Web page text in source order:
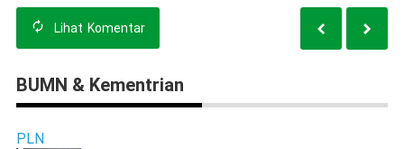
Lihat Komentar
BUMN & Kementrian
PLN